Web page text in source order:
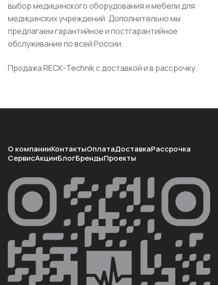
выбор медицинского оборудования и мебели для
медицинских учреждений. Дополнительно мы
предлагаем гарантийное и постгарантийное
обслуживание по всей России.
Продажа RECK-Technik с доставкой и в рассрочку.
О компанииКонтактыОплатаДоставкаРассрочка
СервисАкцииБлогБрендыПроекты